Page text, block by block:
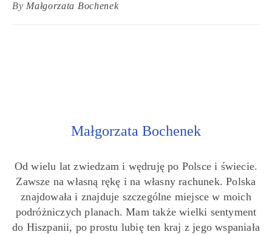
By Małgorzata Bochenek
Małgorzata Bochenek
Od wielu lat zwiedzam i wędruję po Polsce i świecie.
Zawsze na własną rękę i na własny rachunek. Polska
znajdowała i znajduje szczególne miejsce w moich
podróżniczych planach. Mam także wielki sentyment
do Hiszpanii, po prostu lubię ten kraj z jego wspaniała